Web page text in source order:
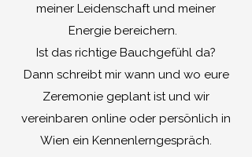
meiner Leidenschaft und meiner
Energie bereichern.
Ist das richtige Bauchgefühl da?
Dann schreibt mir wann und wo eure
Zeremonie geplant ist und wir
vereinbaren online oder persönlich in
Wien ein Kennenlerngespräch.